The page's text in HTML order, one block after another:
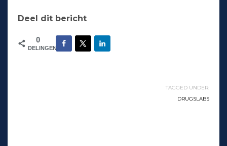
Deel dit bericht
0
DELINGEN
TAGGED UNDER:
DRUGSLABS